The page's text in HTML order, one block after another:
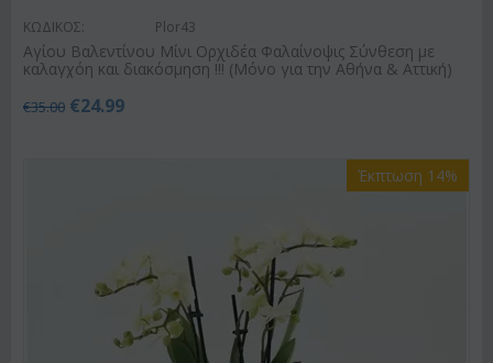
ΚΩΔΙΚΟΣ: Plor43
Αγίου Βαλεντίνου Μίνι Ορχιδέα Φαλαίνοψις Σύνθεση με
καλαγχόη και διακόσμηση !!! (Μόνο για την Αθήνα & Αττική)
€35.00 €24.99
Έκπτωση 14%